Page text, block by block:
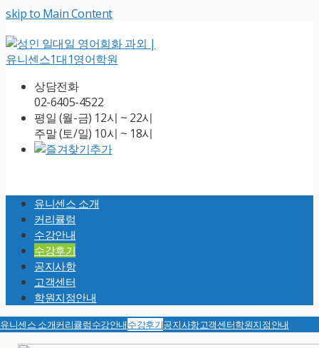
skip to Main Content
상담전화
02-6405-4522
평일 (월-금) 12시 ~ 22시
주말 (토/일) 10시 ~ 18시
Menu유니센스 소개
커리큘럼
수강안내
수강후기
공지사항
고객센터
학원지점안내
유니센스 소개커리큘럼수강안내수강후기공지사항고객센터학원지점안내